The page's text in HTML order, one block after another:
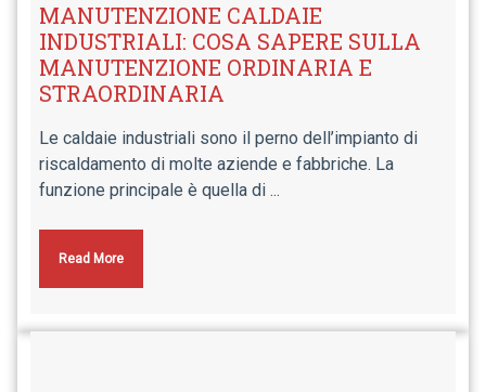
MANUTENZIONE CALDAIE
INDUSTRIALI: COSA SAPERE SULLA
MANUTENZIONE ORDINARIA E
STRAORDINARIA
Le caldaie industriali sono il perno dell’impianto di
riscaldamento di molte aziende e fabbriche. La
funzione principale è quella di ...
Read More